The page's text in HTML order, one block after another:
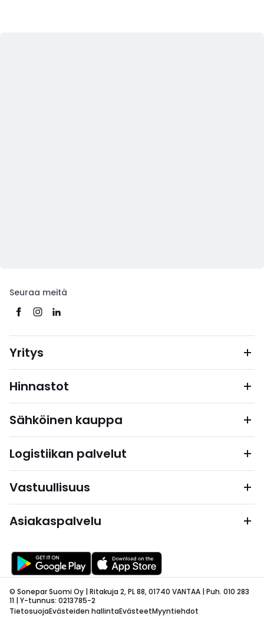
Seuraa meitä
Yritys
Hinnastot
Sähköinen kauppa
Logistiikan palvelut
Vastuullisuus
Asiakaspalvelu
© Sonepar Suomi Oy | Ritakuja 2, PL 88, 01740 VANTAA | Puh. 010 283
11 | Y-tunnus: 0213785-2
TietosuojaEvästeiden hallintaEvästeetMyyntiehdot